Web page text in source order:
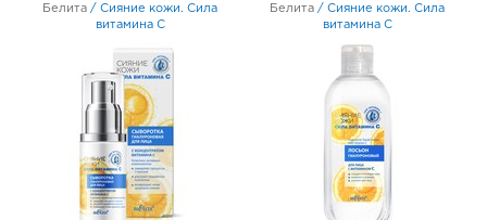
Белита / Сияние кожи. Сила
витамина C
Белита / Сияние кожи. Сила
витамина C